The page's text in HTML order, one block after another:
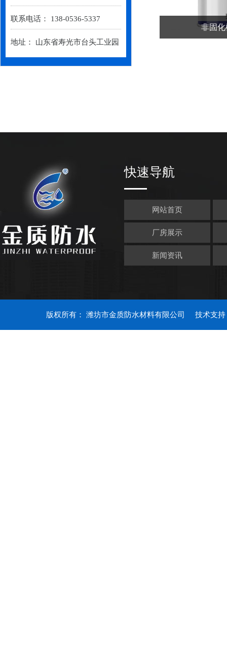
联系电话： 138-0536-5337
地址： 山东省寿光市台头工业园
非固
快速导航
网站首页
厂房展示
新闻资讯
版权所有： 潍坊市金质防水材料有限公司 技术支持